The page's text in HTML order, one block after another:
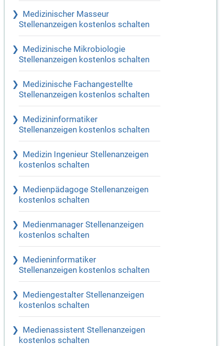
Medizinischer Masseur
Stellenanzeigen kostenlos schalten
Medizinische Mikrobiologie
Stellenanzeigen kostenlos schalten
Medizinische Fachangestellte
Stellenanzeigen kostenlos schalten
Medizininformatiker
Stellenanzeigen kostenlos schalten
Medizin Ingenieur Stellenanzeigen
kostenlos schalten
Medienpädagoge Stellenanzeigen
kostenlos schalten
Medienmanager Stellenanzeigen
kostenlos schalten
Medieninformatiker
Stellenanzeigen kostenlos schalten
Mediengestalter Stellenanzeigen
kostenlos schalten
Medienassistent Stellenanzeigen
kostenlos schalten